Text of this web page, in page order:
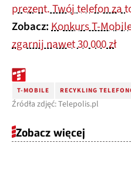
prezent. Twój telefon za
Zobacz:Konkurs T-
zgarnij nawet 30 000 zł
T-MOBILE RECYKLING
Źródła zdjęć: Telepolis.pl
Zobacz więcej